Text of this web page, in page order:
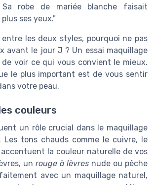
Sa robe de mariée blanche faisait
ses yeux."
les deux styles, pourquoi ne pas
avant le jour J ? Un essai maquillage
voir ce qui vous convient le mieux.
le plus important est de vous sentir
votre peau.
couleurs
un rôle crucial dans le maquillage
Les tons chauds comme le cuivre, le
la couleur naturelle de vos
un rouge à lèvres nude ou pêche
avec un maquillage naturel,